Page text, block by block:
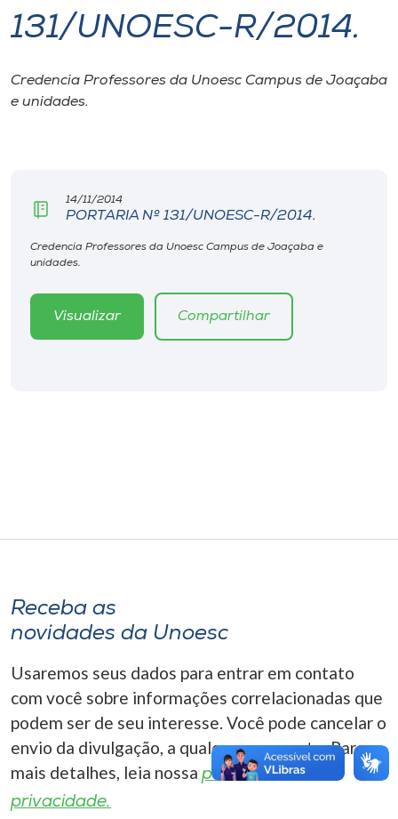
I.nova
Diplomados
CPA
Biblioteca
Editora
A-
131/UNOESC-R/2014.
Credencia Professores da Unoesc Campus de Joaçaba
e unidades.
14/11/2014
PORTARIA Nº 131/UNOESC-R/2014.
Credencia Professores da Unoesc Campus de Joaçaba e
unidades.
Visualizar Compartilhar
Receba as
novidades da Unoesc
Usaremos seus dados para entrar em contato
com você sobre informações correlacionadas que
podem ser de seu interesse. Você pode cancelar o
envio da divulgação, a qualquer momento. Para
mais detalhes, leia nossa política de
privacidade.